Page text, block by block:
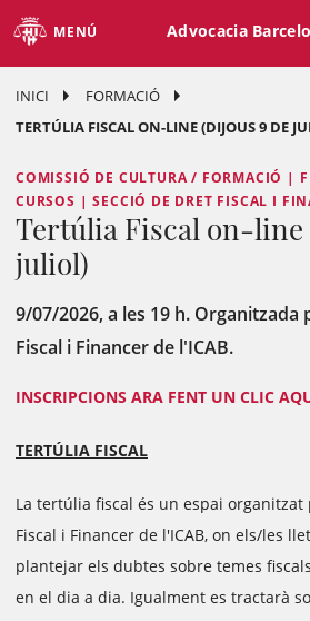
MENÚ Advocacia
INICI
FORMACIÓ
TERTÚLIA FISCAL ON-LINE (DIJOUS 9 DE
COMISSIÓ DE CULTURA / FORMACIÓ |
CURSOS | SECCIÓ DE DRET FISCAL I
Tertúlia Fiscal on-line
juliol)
9/07/2026, a les 19 h. Organitzada
Fiscal i Financer de l'ICAB.
INSCRIPCIONS ARA FENT UN CLIC
TERTÚLIA FISCAL
La tertúlia fiscal és un espai organitzat
Fiscal i Financer de l'ICAB, on els/les
plantejar els dubtes sobre temes
en el dia a dia. Igualment es tractarà